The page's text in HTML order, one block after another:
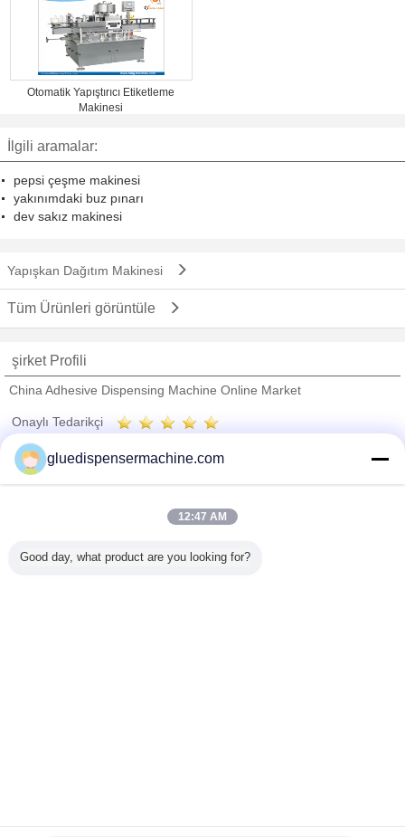
Otomatik Yapıştırıcı Etiketleme
Makinesi
İlgili aramalar:
pepsi çeşme makinesi
yakınımdaki buz pınarı
dev sakız makinesi
Yapışkan Dağıtım Makinesi
Tüm Ürünleri görüntüle
şirket Profili
China Adhesive Dispensing Machine Online Market
Onaylı Tedarikçi
Trust Seal
Tüm ürünler
gluedispensermachine.com
12:47 AM
Good day, what product are you looking for?